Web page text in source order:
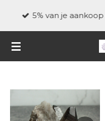
de
5% van je